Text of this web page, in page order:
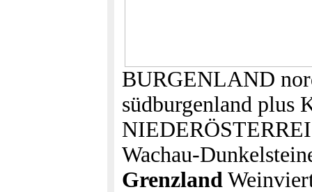
BURGENLAND
südburgenland
Wachau-
Grenzland